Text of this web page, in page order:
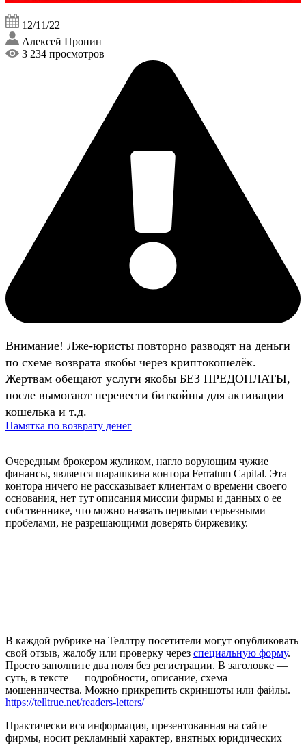
12/11/22
Алексей Пронин
3 234 просмотров
Внимание! Лже-юристы повторно разводят на деньги
по схеме возврата якобы через криптокошелёк.
Жертвам обещают услуги якобы БЕЗ ПРЕДОПЛАТЫ,
после вымогают перевести биткойны для активации
кошелька и т.д.
Памятка по возврату денег
Очередным брокером жуликом, нагло ворующим чужие
финансы, является шарашкина контора Ferratum Capital. Эта
контора ничего не рассказывает клиентам о времени своего
основания, нет тут описания миссии фирмы и данных о ее
собственнике, что можно назвать первыми серьезными
пробелами, не разрешающими доверять биржевику.
В каждой рубрике на Теллтру посетители могут опубликовать
свой отзыв, жалобу или проверку через специальную форму.
Просто заполните два поля без регистрации. В заголовке —
суть, в тексте — подробности, описание, схема
мошенничества. Можно прикрепить скриншоты или файлы.
https://telltrue.net/readers-letters/
Практически вся информация, презентованная на сайте
фирмы, носит рекламный характер, внятных юридических